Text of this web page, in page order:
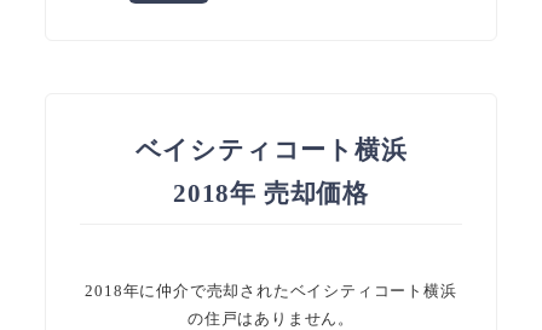
ベイシティコート横浜
2018年 売却価格
2018年に仲介で売却されたベイシティコート横浜
の住戸はありません。